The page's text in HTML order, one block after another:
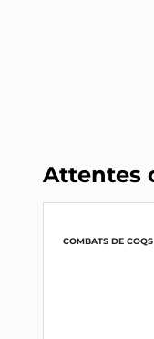
Attentes
COMBATS DE COQS